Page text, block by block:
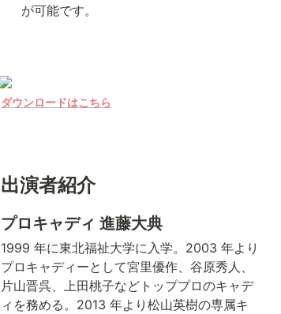
ダウンロードはこちら
出演者紹介
プロキャディ 進藤大典
1999 年に東北福祉大学に入学。2003 年より
プロキャディーとして宮里優作、谷原秀人、
片山晋呉、上田桃子などトッププロのキャデ
ィを務める。2013 年より松山英樹の専属キ